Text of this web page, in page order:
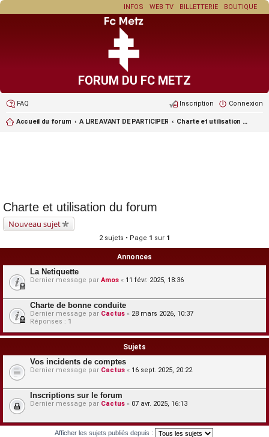
BOUTIQUE
BILLETTERIE
WEB TV
INFOS
FORUM DU FC METZ
FAQ Connexion
Inscription
Accueil du forum A LIRE AVANT DE PARTICIPER Charte et utilisation du forum
Charte et utilisation du forum
Nouveau sujet
2 sujets • Page 1 sur 1
Annonces
La Netiquette
Dernier message par Amos « 11 févr. 2025, 18:36
Charte de bonne conduite
Dernier message par Cactus « 28 mars 2026, 10:37
Réponses : 1
Sujets
Vos incidents de comptes
Dernier message par Cactus « 16 sept. 2025, 20:22
Inscriptions sur le forum
Dernier message par Cactus « 07 avr. 2025, 16:13
Afficher les sujets publiés depuis :